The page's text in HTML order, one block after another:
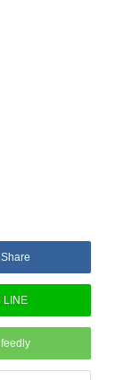
Share
LINE
feedly